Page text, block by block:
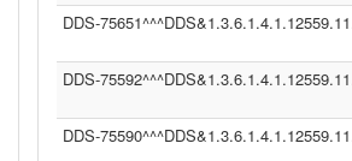
DDS-
DDS-
DDS-